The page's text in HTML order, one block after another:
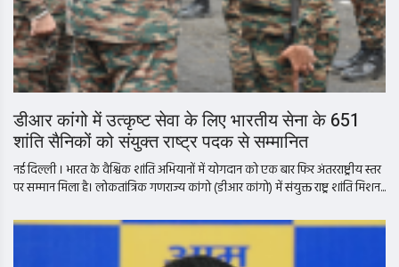
डीआर कांगो में उत्कृष्ट सेवा के लिए भारतीय सेना के 651
शांति सैनिकों को संयुक्त राष्ट्र पदक से सम्मानित
नई दिल्ली । भारत के वैश्विक शांति अभियानों में योगदान को एक बार फिर अंतरराष्ट्रीय स्तर
पर सम्मान मिला है। लोकतांत्रिक गणराज्य कांगो (डीआर कांगो) में संयुक्त राष्ट्र शांति मिशन...